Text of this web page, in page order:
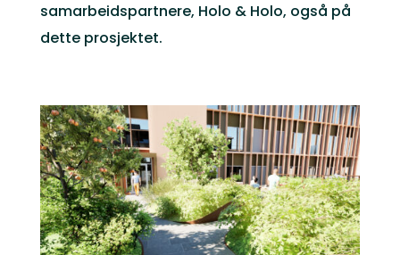
samarbeidspartnere, Holo & Holo, også på
dette prosjektet.